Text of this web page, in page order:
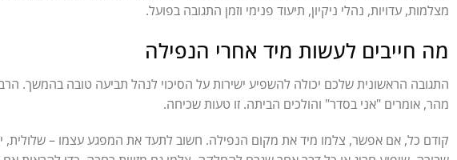
מצלמות, עדויות, נהלי ניקיון, תיעוד פנימי וזמן התגובה בפועל.
מה חייבים לעשות מיד אחרי הנפילה
התגובה הראשונית שלכם יכולה להשפיע ישירות על הסיכוי לנהל תביעה טובה בהמשך.
מהר, אומרים "אני בסדר" והולכים הביתה. זו טעות שכיחה.
קודם כל, אם אפשר, צלמו מיד את מקום הנפילה. חשוב לתעד את המפגע עצמו – שלולית,